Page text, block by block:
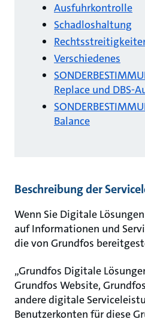
Ausfuhrkontrolle
Schadloshaltung
Verschiedenes
Replace und DBS-
Balance
Beschreibung der
Wenn Sie Digitale
auf Informationen und
die von Grundfos
„Grundfos Digitale
Grundfos Website,
andere digitale
Benutzerkonten für diese